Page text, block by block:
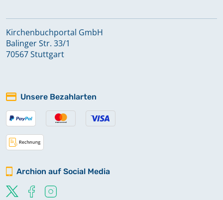
Kirchenbuchportal GmbH
Balinger Str. 33/1
70567 Stuttgart
Unsere Bezahlarten
Archion auf Social Media